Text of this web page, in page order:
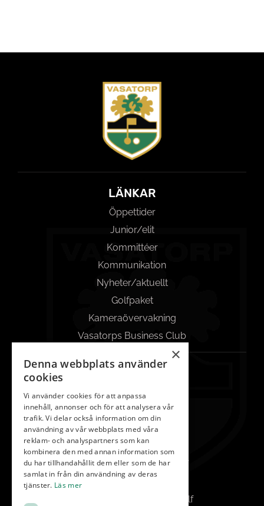
LÄNKAR
Öppettider
Junior/elit
Kommittéer
Kommunikation
Nyheter/aktuellt
Golfpaket
Kameraövervakning
Vasatorps Business Club
042-450 85 00
Reception
info@vasatorp.golf
Restaurang
restaurang@vasatorp.golf
Klubbchef
louise.friberg@vasatorp.golf
×
Denna webbplats använder
cookies
Vi använder cookies för att anpassa
innehåll, annonser och för att analysera vår
trafik. Vi delar också information om din
användning av vår webbplats med våra
reklam- och analyspartners som kan
kombinera den med annan information som
du har tillhandahållit dem eller som de har
samlat in från din användning av deras
tjänster. Läs mer